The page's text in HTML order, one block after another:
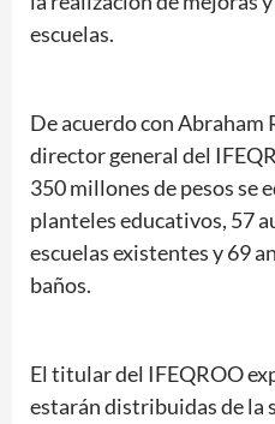
escuelas.
De acuerdo con Abraham
director general del
350 millones de pesos se
planteles educativos, 57
escuelas existentes y 69
baños.
El titular del IFEQROO
estarán distribuidas de la